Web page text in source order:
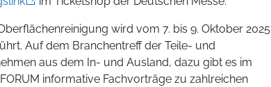
wird vom 7. bis 9. Oktober 2025
Auf dem Branchentreff der Teile- und
aus dem In- und Ausland, dazu gibt es im
informative Fachvorträge zu zahlreichen